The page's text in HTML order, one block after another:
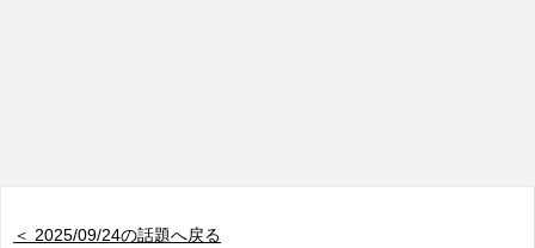
＜ 2025/09/24の話題へ戻る